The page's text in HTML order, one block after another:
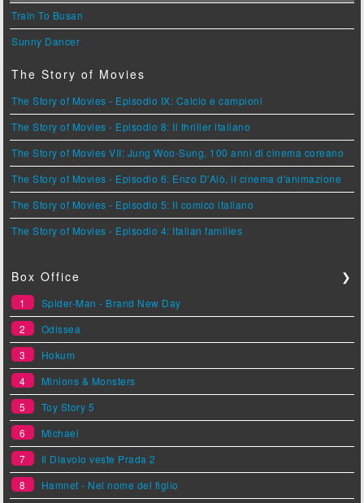
Train To Busan
Sunny Dancer
The Story of Movies
The Story of Movies - Episodio IX: Calcio e campioni
The Story of Movies - Episodio 8: Il thriller italiano
The Story of Movies VII: Jung Woo-Sung, 100 anni di cinema coreano
The Story of Movies - Episodio 6: Enzo D'Alò, il cinema d'animazione
The Story of Movies - Episodio 5: Il comico italiano
The Story of Movies - Episodio 4: Italian families
Box Office ❯
1
Spider-Man - Brand New Day
2
Odissea
3
Hokum
4
Minions & Monsters
5
Toy Story 5
6
Michael
7
Il Diavolo veste Prada 2
8
Hamnet - Nel nome del figlio